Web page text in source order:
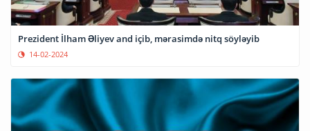
Prezident İlham Əliyev and içib, mərasimdə nitq söyləyib
14-02-2024